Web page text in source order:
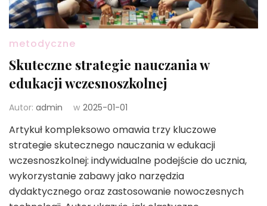
metodyczne
Skuteczne strategie nauczania w
edukacji wczesnoszkolnej
Autor: admin w 2025-01-01
Artykuł kompleksowo omawia trzy kluczowe
strategie skutecznego nauczania w edukacji
wczesnoszkolnej: indywidualne podejście do ucznia,
wykorzystanie zabawy jako narzędzia
dydaktycznego oraz zastosowanie nowoczesnych